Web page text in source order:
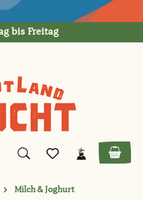
bis Freitag
Milch & Joghurt